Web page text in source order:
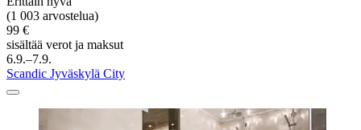
(1 003 arvostelua)
99 €
sisältää verot ja maksut
6.9.–7.9.
Scandic Jyväskylä City